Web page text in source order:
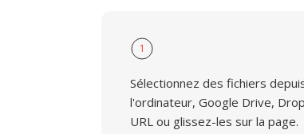
1
Sélectionnez des fichiers
l'ordinateur, Google Drive,
URL ou glissez-les sur la page.